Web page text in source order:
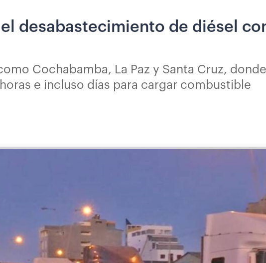
desabastecimiento de diésel
Cochabamba, La Paz y Santa Cruz,
e incluso días para cargar combustible